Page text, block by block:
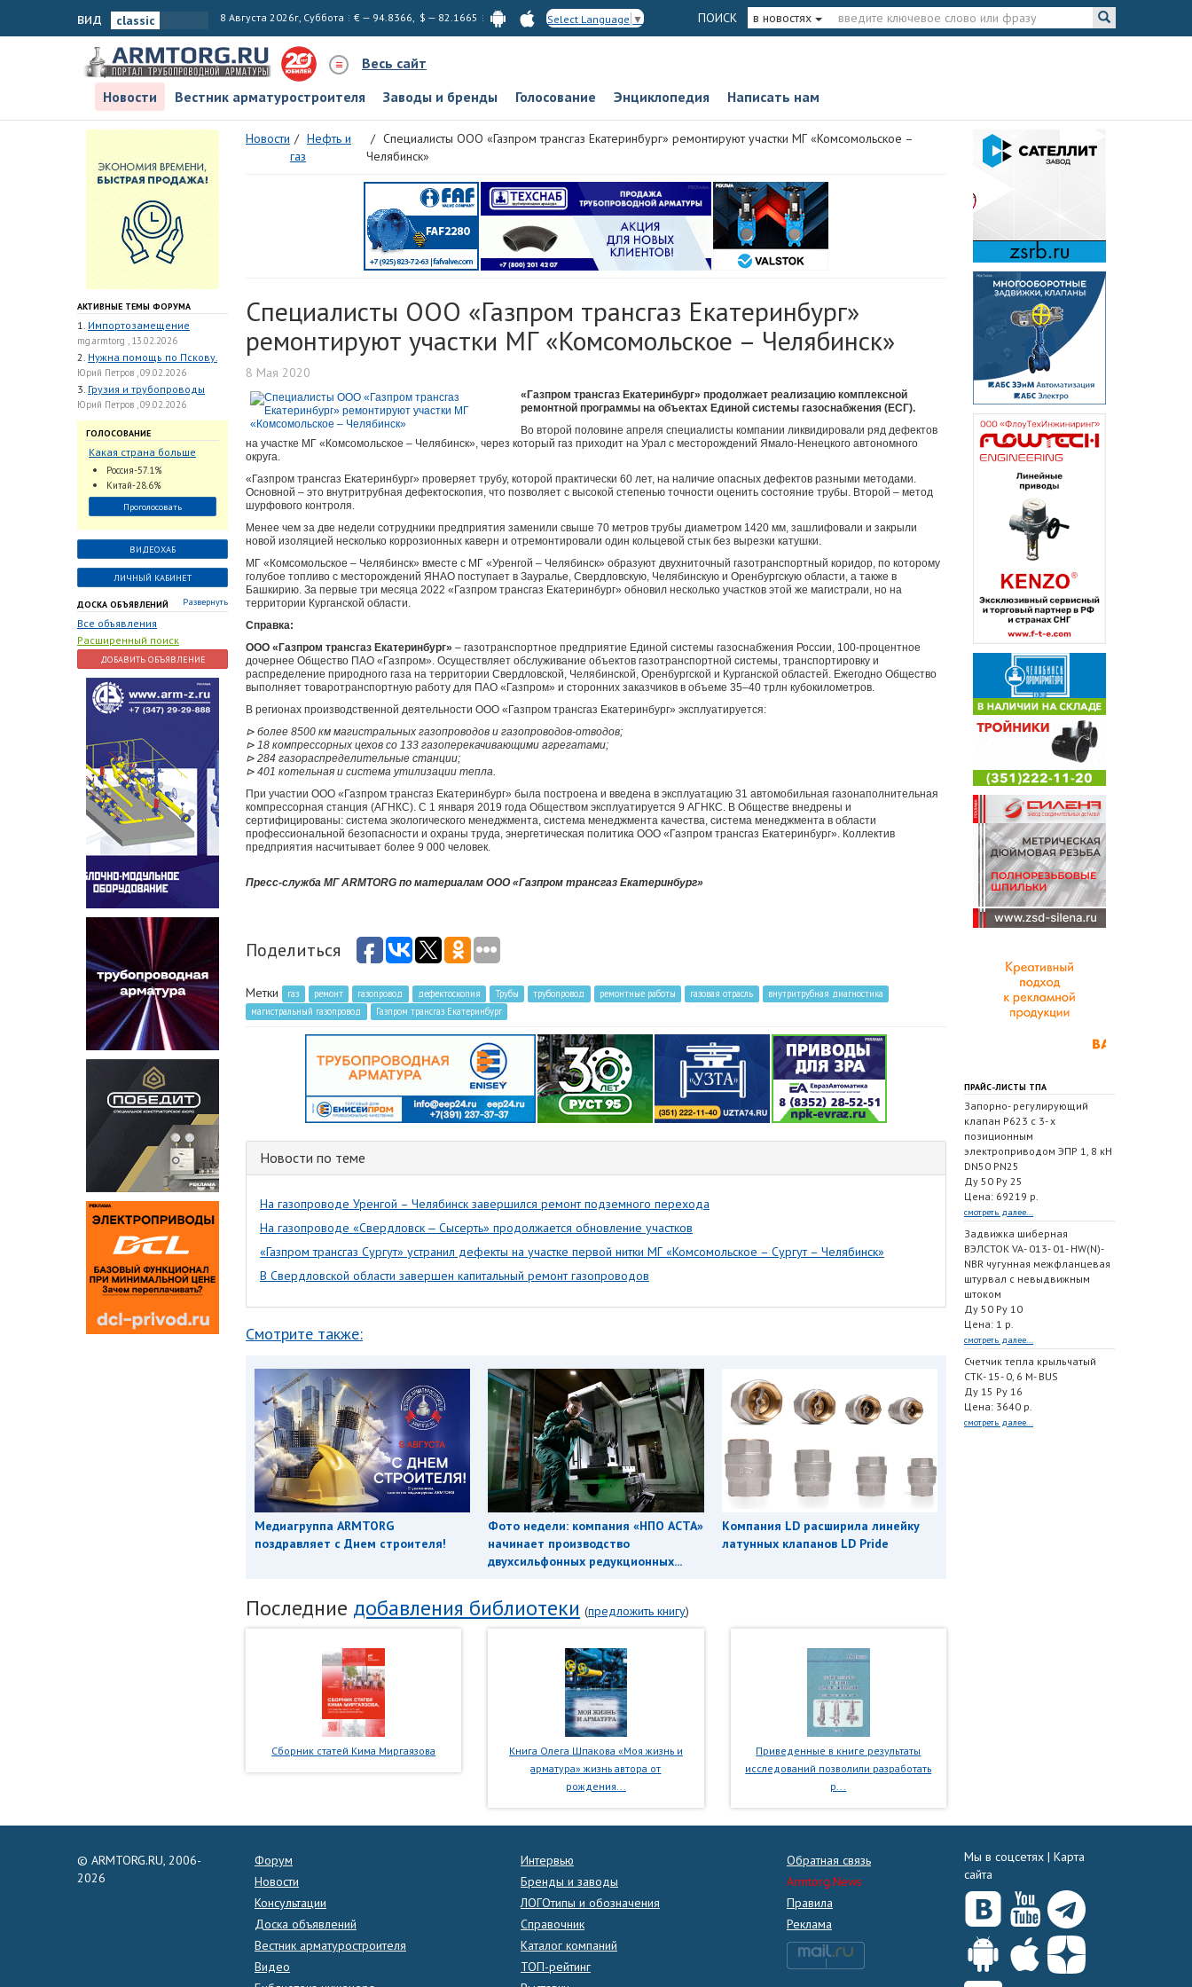
вид 8 Августа 2026г, Суббота € — 94.8366, $ — 82.1665 Select Language ▼ ПОИСК в новостях
Весь сайт
Новости
Вестник арматуростроителя Заводы и бренды Голосование Энциклопедия Написать нам
АКТИВНЫЕ ТЕМЫ ФОРУМА
1. Импортозамещение
mg.armtorg , 13.02.2026
2. Нужна помощь по Пскову.
Юрий Петров , 09.02.2026
3. Грузия и трубопроводы
Юрий Петров , 09.02.2026
ГОЛОСОВАНИЕ
Какая страна больше
всего поставляет
трубопроводную
арматуру в химическую
отрасль?
Россия-57.1%
Китай-28.6%
Проголосовать
ВИДЕОХАБ
ЛИЧНЫЙ КАБИНЕТ
ДОСКА ОБЪЯВЛЕНИЙ Развернуть
Все объявления
Расширенный поиск
ДОБАВИТЬ ОБЪЯВЛЕНИЕ
Новости
Нефть и
газ
Специалисты ООО «Газпром трансгаз Екатеринбург» ремонтируют участки МГ «Комсомольское –
Челябинск»
Специалисты ООО «Газпром трансгаз Екатеринбург»
ремонтируют участки МГ «Комсомольское – Челябинск»
8 Мая 2020
«Газпром трансгаз Екатеринбург» продолжает реализацию комплексной
ремонтной программы на объектах Единой системы газоснабжения (ЕСГ).
Во второй половине апреля специалисты компании ликвидировали ряд дефектов
на участке МГ «Комсомольское – Челябинск», через который газ приходит на Урал с месторождений Ямало-Ненецкого автономного
округа.
«Газпром трансгаз Екатеринбург» проверяет трубу, которой практически 60 лет, на наличие опасных дефектов разными методами.
Основной – это внутритрубная дефектоскопия, что позволяет с высокой степенью точности оценить состояние трубы. Второй – метод
шурфового контроля.
Менее чем за две недели сотрудники предприятия заменили свыше 70 метров трубы диаметром 1420 мм, зашлифовали и закрыли
новой изоляцией несколько коррозионных каверн и отремонтировали один кольцевой стык без вырезки катушки.
МГ «Комсомольское – Челябинск» вместе с МГ «Уренгой – Челябинск» образуют двухниточный газотранспортный коридор, по которому
голубое топливо с месторождений ЯНАО поступает в Зауралье, Свердловскую, Челябинскую и Оренбургскую области, а также в
Башкирию. За первые три месяца 2022 «Газпром трансгаз Екатеринбург» обновил несколько участков этой же магистрали, но на
территории Курганской области.
Справка:
ООО «Газпром трансгаз Екатеринбург» ‒ газотранспортное предприятие Единой системы газоснабжения России, 100-процентное
дочернее Общество ПАО «Газпром». Осуществляет обслуживание объектов газотранспортной системы, транспортировку и
распределение природного газа на территории Свердловской, Челябинской, Оренбургской и Курганской областей. Ежегодно Общество
выполняет товаротранспортную работу для ПАО «Газпром» и сторонних заказчиков в объеме 35–40 трлн кубокилометров.
В регионах производственной деятельности ООО «Газпром трансгаз Екатеринбург» эксплуатируется:
⊳ более 8500 км магистральных газопроводов и газопроводов-отводов;
⊳ 18 компрессорных цехов со 133 газоперекачивающими агрегатами;
⊳ 284 газораспределительные станции;
⊳ 401 котельная и система утилизации тепла.
При участии ООО «Газпром трансгаз Екатеринбург» была построена и введена в эксплуатацию 31 автомобильная газонаполнительная
компрессорная станция (АГНКС). С 1 января 2019 года Обществом эксплуатируется 9 АГНКС. В Обществе внедрены и
сертифицированы: система экологического менеджмента, система менеджмента качества, система менеджмента в области
профессиональной безопасности и охраны труда, энергетическая политика ООО «Газпром трансгаз Екатеринбург». Коллектив
предприятия насчитывает более 9 000 человек.
Пресс-служба МГ ARMTORG по материалам ООО «Газпром трансгаз Екатеринбург»
Поделиться
Метки газ ремонт газопровод дефектоскопия Трубы трубопровод ремонтные работы газовая отрасль
внутритрубная диагностика
магистральный газопровод
Газпром трансгаз Екатеринбург
Новости по теме
На газопроводе Уренгой – Челябинск завершился ремонт подземного перехода
На газопроводе «Свердловск ‒ Сысерть» продолжается обновление участков
«Газпром трансгаз Сургут» устранил дефекты на участке первой нитки МГ «Комсомольское – Сургут – Челябинск»
В Свердловской области завершен капитальный ремонт газопроводов
Смотрите также:
Медиагруппа ARMTORG
поздравляет с Днем строителя!
Фото недели: компания «НПО АСТА»
начинает производство
двухсильфонных редукционных...
Компания LD расширила линейку
латунных клапанов LD Pride
Последние добавления библиотеки (предложить книгу)
Сборник статей Кима Миргаязова
Книга Олега Шпакова «Моя жизнь и
арматура» жизнь автора от
рождения...
Приведенные в книге результаты
исследований позволили разработать
р...
ПРАЙС-ЛИСТЫ ТПА
Запорно- регулирующий
клапан Р623 с 3- х
позиционным
электроприводом ЭПР 1, 8 кН
DN50 PN25
Ду 50 Ру 25
Цена: 69219 р.
смотреть далее...
Задвижка шиберная
ВЭЛСТОК VA- 013- 01- HW(N)-
NBR чугунная межфланцевая
штурвал с невыдвижным
штоком
Ду 50 Ру 10
Цена: 1 р.
смотреть далее...
Счетчик тепла крыльчатый
СТК- 15- 0, 6 M- BUS
Ду 15 Ру 16
Цена: 3640 р.
смотреть далее...
© ARMTORG.RU, 2006-
2026
Форум
Новости
Консультации
Доска объявлений
Вестник арматуростроителя
Видео
Интервью
Бренды и заводы
ЛОГОтипы и обозначения
Справочник
Каталог компаний
ТОП-рейтинг
Обратная связь
Armtorg.News
Правила
Реклама
Мы в соцсетях | Карта
сайта